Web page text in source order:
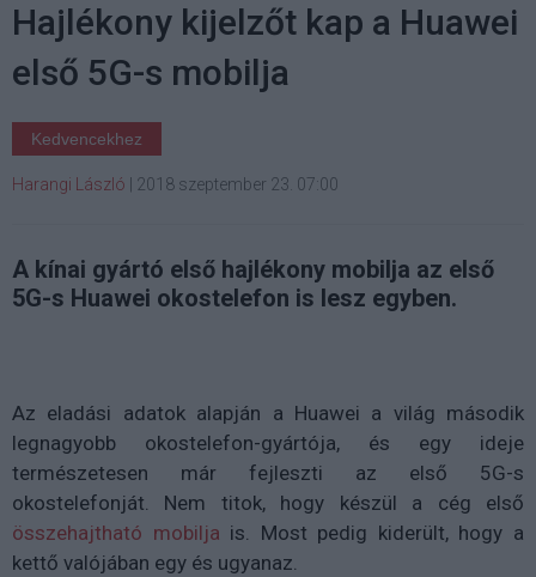
Hajlékony kijelzőt kap a Huawei
első 5G-s mobilja
Kedvencekhez
Harangi László 2018 szeptember 23. 07:00
A kínai gyártó első hajlékony mobilja az első
5G-s Huawei okostelefon is lesz egyben.
Az eladási adatok alapján a Huawei a világ második
legnagyobb okostelefon-gyártója, és egy ideje
természetesen már fejleszti az első 5G-s
okostelefonját. Nem titok, hogy készül a cég első
összehajtható mobilja is. Most pedig kiderült, hogy a
kettő valójában egy és ugyanaz.